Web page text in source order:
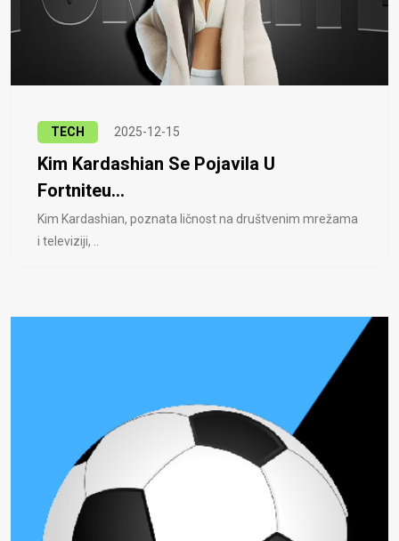
TECH 2025-12-15
Kim Kardashian Se Pojavila U
Fortniteu...
Kim Kardashian, poznata ličnost na društvenim mrežama
i televiziji, ..